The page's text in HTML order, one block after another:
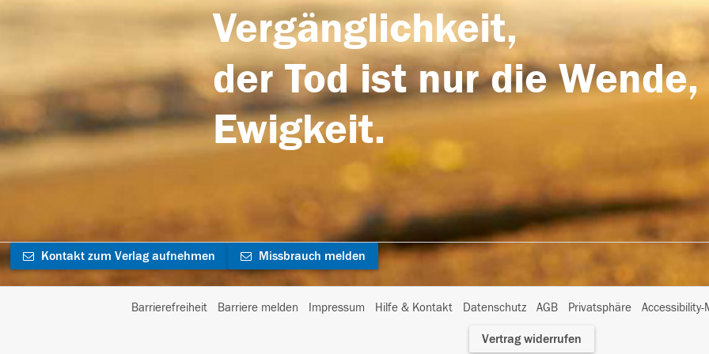
Vergänglichkeit,
der Tod ist nur die
Ewigkeit.
Kontakt zum Verlag aufnehmen Missbrauch melden
Barrierefreiheit Barriere melden Impressum Hilfe & Kontakt Datenschutz AGB Privatsphäre
I
Vertrag widerrufen